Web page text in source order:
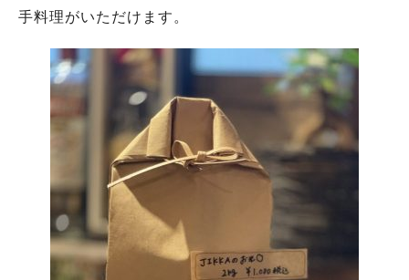
手料理がいただけます。